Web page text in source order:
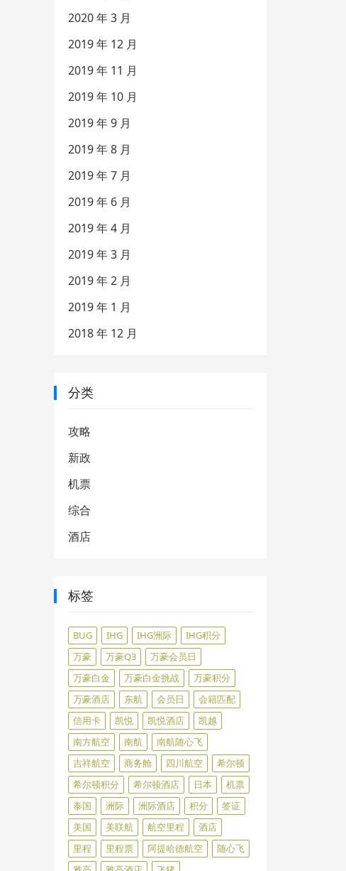
2020 年 3 月
2019 年 12 月
2019 年 11 月
2019 年 10 月
2019 年 9 月
2019 年 8 月
2019 年 7 月
2019 年 6 月
2019 年 4 月
2019 年 3 月
2019 年 2 月
2019 年 1 月
2018 年 12 月
分类
攻略
新政
机票
综合
酒店
标签
BUG IHG IHG洲际
IHG积分
万豪
万豪Q3
万豪会员日
万豪白金
万豪白金挑战
万豪积分
万豪酒店
东航 会员日
会籍匹配
信用卡
凯悦 凯悦酒店
凯越
南方航空
南航
南航随心飞
吉祥航空
商务舱 四川航空
希尔顿
希尔顿积分
希尔顿酒店 日本
机票
泰国
洲际 洲际酒店 积分
签证
美国
美联航 航空里程
酒店
里程
里程票 阿提哈德航空
随心飞